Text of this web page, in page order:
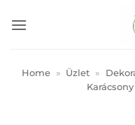
Home » Üzlet »
Karácsony